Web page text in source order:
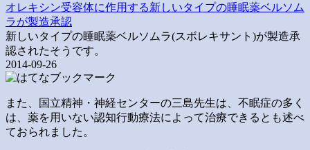
オレキシン受容体に作用する新しいタイプの睡眠薬ベルソム
ラが製造承認
新しいタイプの睡眠薬ベルソムラ(スボレキサント)が製造承
認されたそうです。
2014-09-26
また、国立精神・神経センターの三島先生は、不眠症の多く
は、薬を用いない認知行動療法によって治療できるとも述べ
ておられました。